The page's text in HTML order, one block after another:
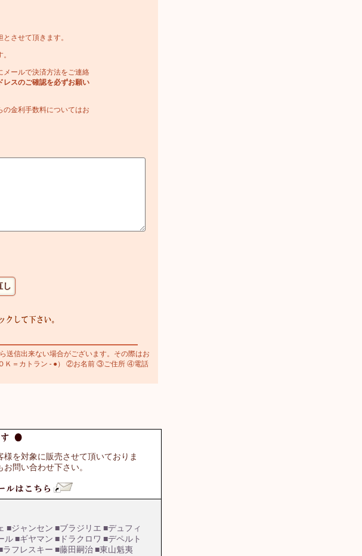
させて頂きます。
メールで決済方法をご連絡
レスのご確認を必ずお願い
金利手数料についてはお
送信出来ない場合がございます。その際はお
Ｋ＝カトラン - ●） ②お名前 ③ご住所 ④電話
を対象に販売させて頂いておりま
問い合わせ下さい。
■ジャンセン ■ブラジリエ ■デュフィ
ル ■ギヤマン ■ドラクロワ ■デペルト
ラフレスキー ■藤田嗣治 ■東山魁夷